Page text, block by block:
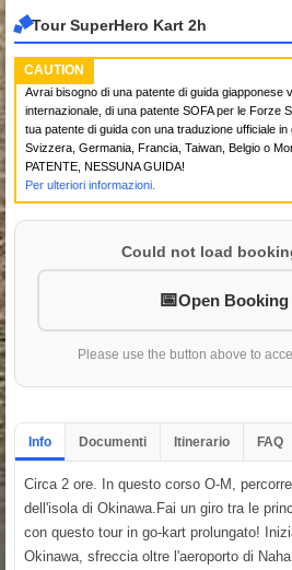
Tour SuperHero Kart 2h
CAUTION
Avrai bisogno di una patente di guida giapponese
internazionale, di una patente SOFA per le Forze
tua patente di guida con una traduzione ufficiale
Svizzera, Germania, Francia, Taiwan, Belgio o
PATENTE, NESSUNA GUIDA!
Per ulteriori informazioni.
Could not load
Open Booking
Please use the button above to
Info Documenti Itinerario FAQ
Circa 2 ore. In questo corso O-M,
dell'isola di Okinawa.Fai un giro tra le
con questo tour in go-kart prolungato!
Okinawa, sfreccia oltre l'aeroporto di